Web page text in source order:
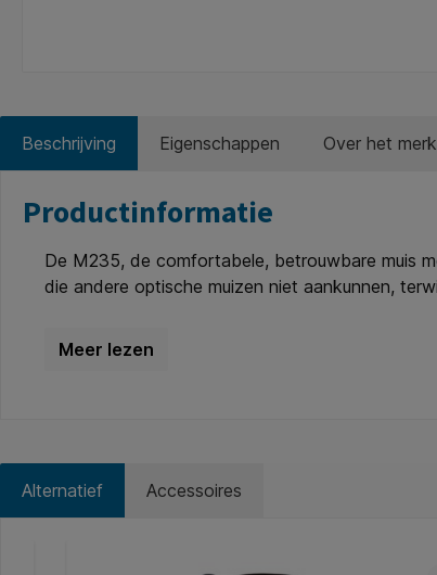
Beschrijving Eigenschappen Over het merk
Productinformatie
De M235, de comfortabele, betrouwbare muis
die andere optische muizen niet aankunnen,
storingen. Batterijlevensduur van 1 jaar. Werkt op
Alternatief Accessoires